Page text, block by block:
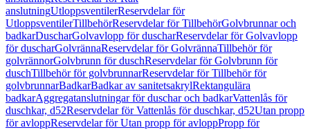
anslutningUtloppsventilerReservdelar för
UtloppsventilerTillbehörReservdelar för TillbehörGolvbrunnar och
badkarDuscharGolvavlopp för duscharReservdelar för Golvavlopp
för duscharGolvrännaReservdelar för GolvrännaTillbehör för
golvrännorGolvbrunn för duschReservdelar för Golvbrunn för
duschTillbehör för golvbrunnarReservdelar för Tillbehör för
golvbrunnarBadkarBadkar av sanitetsakrylRektangulära
badkarAggregatanslutningar för duschar och badkarVattenlås för
duschkar, d52Reservdelar för Vattenlås för duschkar, d52Utan propp
för avloppReservdelar för Utan propp för avloppPropp för